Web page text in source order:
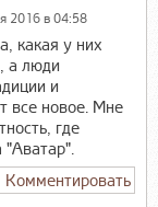
2016 в 04:58
какая у них
а люди
и
все новое. Мне
где
"Аватар".
Комментировать